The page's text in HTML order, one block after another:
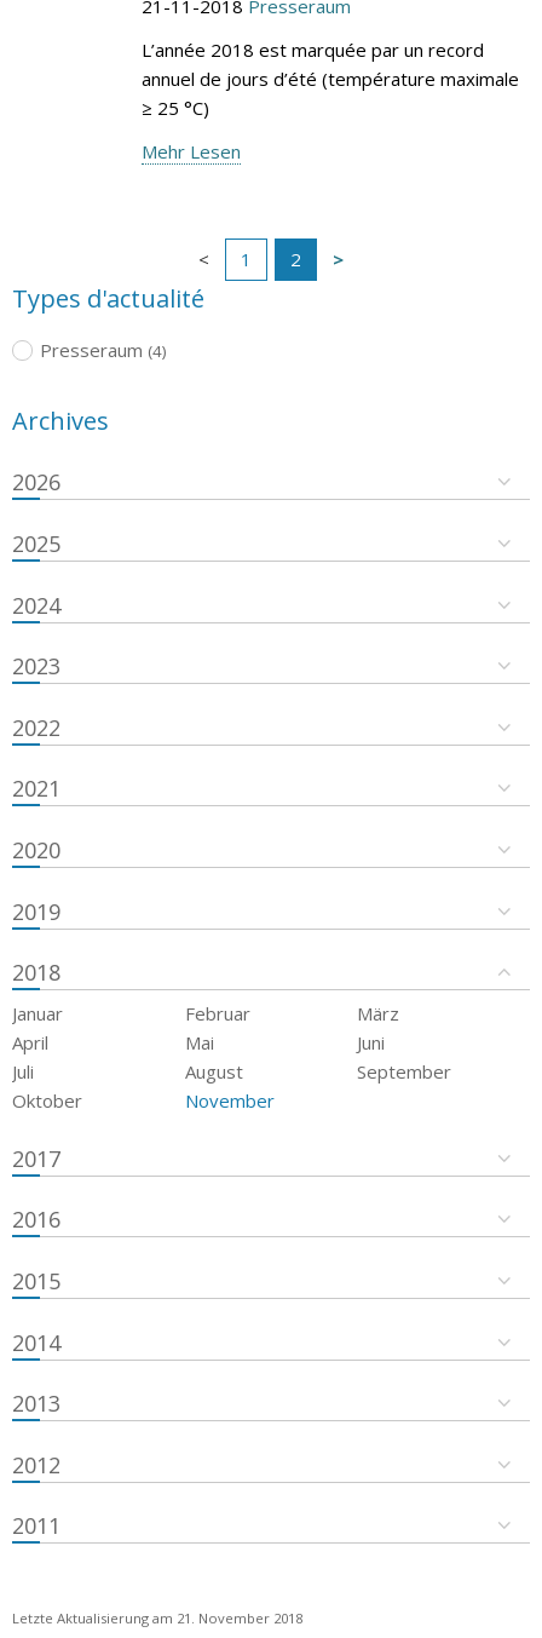
21-11-2018 Presseraum
L’année 2018 est marquée par un record
annuel de jours d’été (température maximale
≥ 25 °C)
Mehr Lesen
1 2
Types d'actualité
Presseraum (4)
Archives
2026
2025
2024
2023
2022
2021
2020
2019
2018
Januar Februar
März
April
Mai
Juni
Juli
August
September
Oktober
November
2017
2016
2015
2014
2013
2012
2011
Letzte Aktualisierung am 21. November 2018